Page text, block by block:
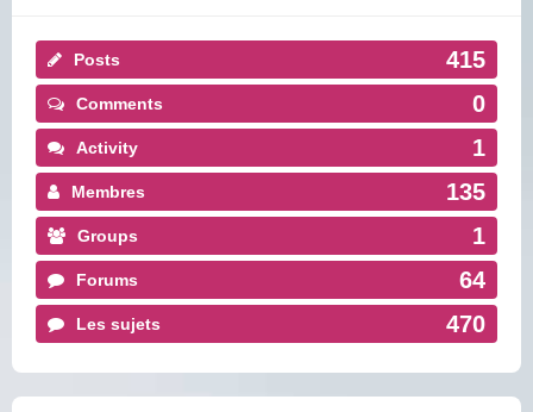
Posts 415
Comments 0
Activity 1
Membres 135
Groups 1
Forums 64
Les sujets 470